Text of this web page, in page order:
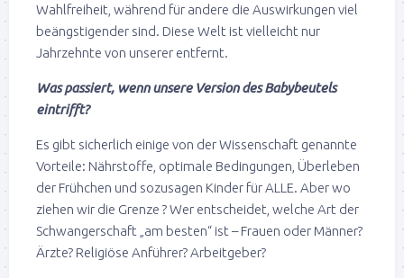
Wahlfreiheit, während für andere die Auswirkungen viel
beängstigender sind. Diese Welt ist vielleicht nur
Jahrzehnte von unserer entfernt.
Was passiert, wenn unsere Version des Babybeutels
eintrifft?
Es gibt sicherlich einige von der Wissenschaft genannte
Vorteile: Nährstoffe, optimale Bedingungen, Überleben
der Frühchen und sozusagen Kinder für ALLE. Aber wo
ziehen wir die Grenze ? Wer entscheidet, welche Art der
Schwangerschaft „am besten“ ist – Frauen oder Männer?
Ärzte? Religiöse Anführer? Arbeitgeber?